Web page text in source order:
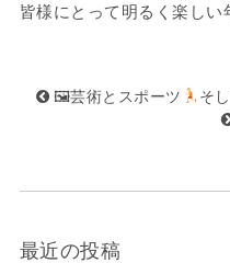
皆様にとって明るく楽しい
🖼芸術とスポーツ
そ
最近の投稿